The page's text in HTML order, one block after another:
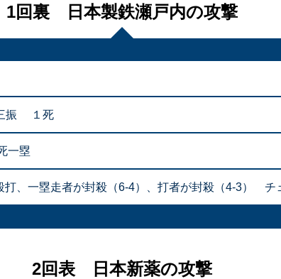
1回裏 日本製鉄瀬戸内の攻撃
振 １死
一塁
、一塁走者が封殺（6-4）、打者が封殺（4-3）
2回表 日本新薬の攻撃